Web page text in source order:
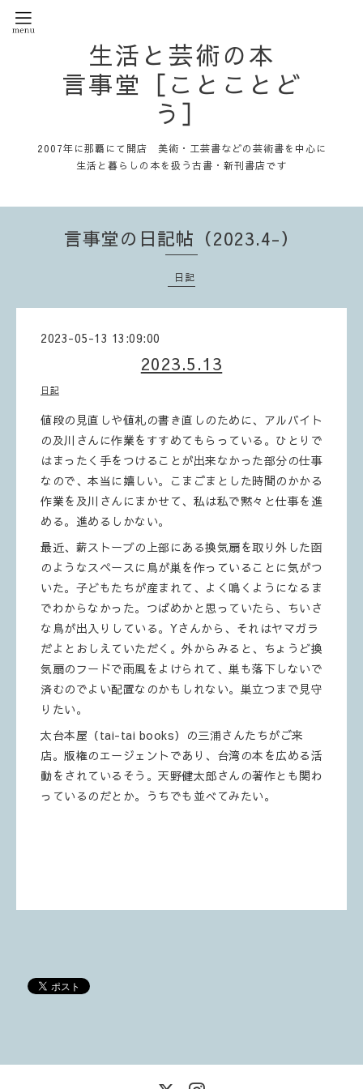
生活と芸術の本
言事堂［ことことど
う］
2007年に那覇にて開店 美術・工芸書などの芸術書を中心に
生活と暮らしの本を扱う古書・新刊書店です
言事堂の日記帖（2023.4-）
日記
2023-05-13 13:09:00
2023.5.13
日記
値段の見直しや値札の書き直しのために、アルバイト
の及川さんに作業をすすめてもらっている。ひとりで
はまったく手をつけることが出来なかった部分の仕事
なので、本当に嬉しい。こまごまとした時間のかかる
作業を及川さんにまかせて、私は私で黙々と仕事を進
める。進めるしかない。
最近、薪ストーブの上部にある換気扇を取り外した函
のようなスペースに鳥が巣を作っていることに気がつ
いた。子どもたちが産まれて、よく鳴くようになるま
でわからなかった。つばめかと思っていたら、ちいさ
な鳥が出入りしている。Yさんから、それはヤマガラ
だよとおしえていただく。外からみると、ちょうど換
気扇のフードで雨風をよけられて、巣も落下しないで
済むのでよい配置なのかもしれない。巣立つまで見守
りたい。
太台本屋（tai-tai books）の三浦さんたちがご来
店。版権のエージェントであり、台湾の本を広める活
動をされているそう。天野健太郎さんの著作とも関わ
っているのだとか。うちでも並べてみたい。